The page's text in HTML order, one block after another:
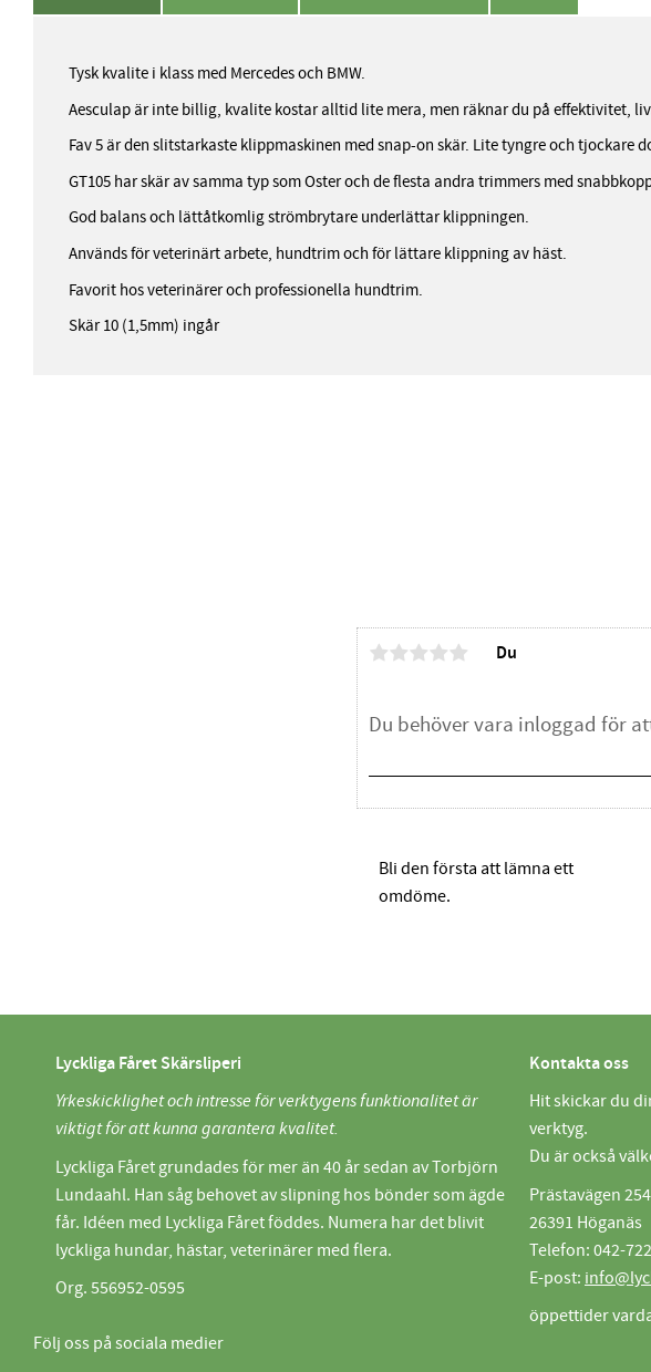
Tysk kvalite i klass med Mercedes och BMW.
Aesculap är inte billig, kvalite kostar alltid lite mera, men räknar du på effektivitet,
Fav 5 är den slitstarkaste klippmaskinen med snap-on skär. Lite tyngre och tjockare
GT105 har skär av samma typ som Oster och de flesta andra trimmers med
God balans och lättåtkomlig strömbrytare underlättar klippningen.
Används för veterinärt arbete, hundtrim och för lättare klippning av häst.
Favorit hos veterinärer och professionella hundtrim.
Skär 10 (1,5mm) ingår
Du
Bli den första att lämna ett
omdöme.
Lyckliga Fåret Skärsliperi
Yrkeskicklighet och intresse för verktygens funktionalitet är
viktigt för att kunna garantera kvalitet.
Lyckliga Fåret grundades för mer än 40 år sedan av Torbjörn
Lundaahl. Han såg behovet av slipning hos bönder som ägde
får. Idéen med Lyckliga Fåret föddes. Numera har det blivit
lyckliga hundar, hästar, veterinärer med flera.
Org. 556952-0595
Kontakta oss
Hit skickar du
verktyg.
Du är också
Prästavägen 254
26391 Höganäs
Telefon: 042-
E-post:
öppettider
Följ oss på sociala medier